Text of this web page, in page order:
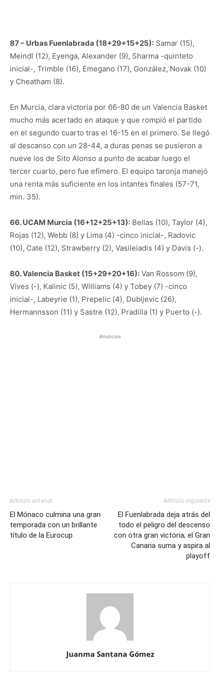
87 – Urbas Fuenlabrada (18+29+15+25): Samar (15),
Meindl (12), Eyenga, Alexander (9), Sharma -quinteto
inicial-, Trimble (16), Emegano (17), González, Novak (10)
y Cheatham (8).
En Murcia, clara victoria por 66-80 de un Valencia Basket
mucho más acertado en ataque y que rompió el partido
en el segundo cuarto tras el 16-15 en el primero. Se llegó
al descanso con un 28-44, a duras penas se pusieron a
nueve los de Sito Alonso a punto de acabar luego el
tercer cuarto, pero fue efímero. El equipo taronja manejó
una renta más suficiente en los intantes finales (57-71,
min. 35).
66. UCAM Murcia (16+12+25+13): Bellas (10), Taylor (4),
Rojas (12), Webb (8) y Lima (4) -cinco inicial-, Radovic
(10), Cate (12), Strawberry (2), Vasileiadis (4) y Davis (-).
80. Valencia Basket (15+29+20+16): Van Rossom (9),
Vives (-), Kalinic (5), Williams (4) y Tobey (7) -cinco
inicial-, Labeyrie (1), Prepelic (4), Dubljevic (26),
Hermannsson (11) y Sastre (12), Pradilla (1) y Puerto (-).
Anuncios
Artículo anterior
El Mónaco culmina una gran
temporada con un brillante
título de la Eurocup
Artículo siguiente
El Fuenlabrada deja atrás del
todo el peligro del descenso
con otra gran victoria; el Gran
Canaria suma y aspira al
playoff
Juanma Santana Gómez